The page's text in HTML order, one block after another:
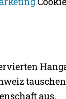
aus.